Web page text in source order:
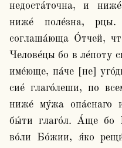
недоста́точна, и
ниже́ поле́зна,
соглаша́юща О́тчей,
Челове́цы бо в ле́поту
име́юще, па́че [не]
сие́ глаго́леши, по
ниже́ му́жа опа́снаго
бы́ти глаго́л. А́ще бо
во́ли Бо́жии, я́ко